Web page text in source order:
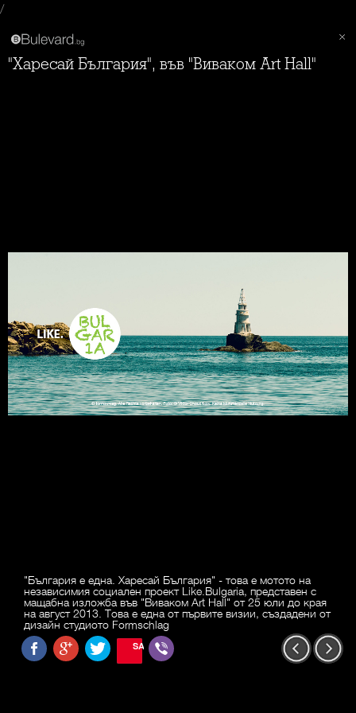
/
"Харесай България", във "Виваком Art Hall"
"България е една. Харесай България" - това е мотото на
независимия социален проект Like.Bulgaria, представен с
мащабна изложба във "Виваком Art Hall" от 25 юли до края
на август 2013. Това е една от първите визии, създадени от
дизайн студиото Formschlag
SAVE